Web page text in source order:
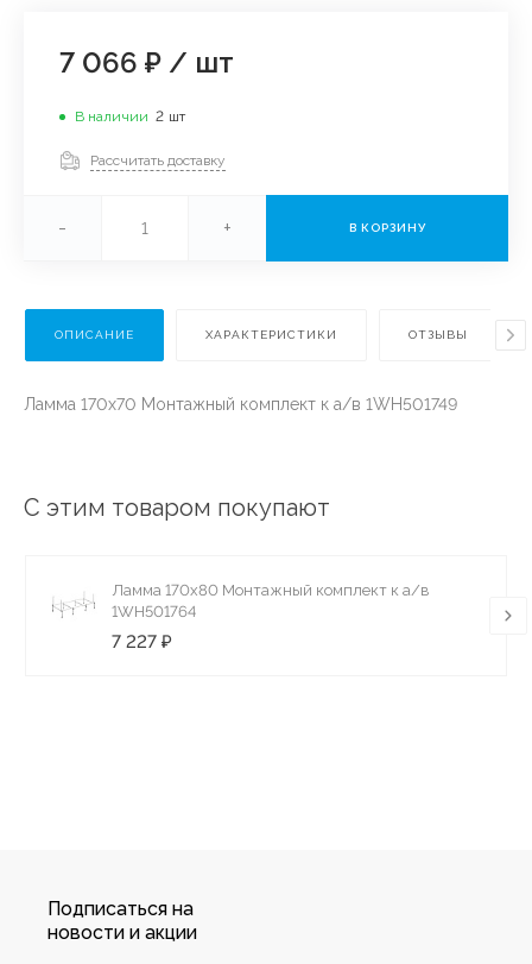
7 066 ₽ / шт
В наличии 2 шт
Рассчитать доставку
- + В КОРЗИНУ
ОПИСАНИЕ ХАРАКТЕРИСТИКИ ОТЗЫВЫ
Ламма 170х70 Монтажный комплект к а/в 1WH501749
С этим товаром покупают
Ламма 170х80 Монтажный комплект к а/в
1WH501764
7 227 ₽
Подписаться на
новости и акции